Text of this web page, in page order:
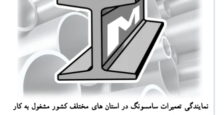
نمایندگی تعمیرات سامسونگ در استان های مختلف كشور مشغول به كار